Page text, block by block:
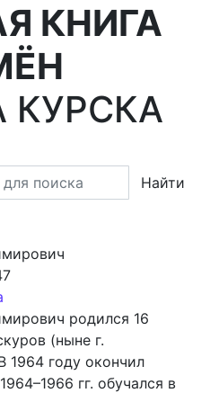
КНИГА
КУРСКА
Найти
родился 16
(ныне г.
1964 году окончил
гг. обучался в